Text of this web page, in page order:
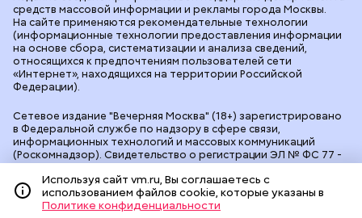
Сетевое издание "Вечерняя Москва" (18+) зарегистрировано
в Федеральной службе по надзору в сфере связи,
информационных технологий и массовых коммуникаций
(Роскомнадзор). Свидетельство о регистрации ЭЛ № ФС 77 -
90524 от 09.12.2025. Учредитель: АО "Редакция газеты
"Вечерняя Москва". Главный редакторvm.ru: Александр
Геннадьевич Глуходедов. Адрес редакции: 127015, г.Москва,
Бумажный пр-д, д. 14, стр. 2. Телефон:+7(499)557-04-24
средств массовой информации и рекламы города Москвы.
На сайте применяются рекомендательные технологии
(информационные технологии предоставления информации
на основе сбора, систематизации и анализа сведений,
относящихся к предпочтениям пользователей сети
«Интернет», находящихся на территории Российской
Федерации).
Используя сайт vm.ru, Вы соглашаетесь с
использованием файлов cookie, которые указаны в
Политике конфиденциальности